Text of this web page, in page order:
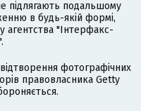
підлягають подальшому
в будь-якій формі,
агентства "Інтерфакс-
фотографічних
правовласника Getty